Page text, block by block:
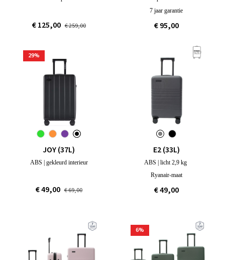
€ 125,00 € 259,00
7 jaar garantie
€ 95,00
29%
JOY (37L)
ABS | gekleurd interieur
€ 49,00 € 69,00
E2 (33L)
ABS | licht 2,9 kg
Ryanair-maat
€ 49,00
6%